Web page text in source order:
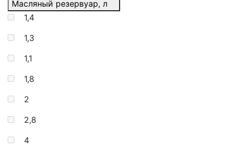
Масляный резервуар, л
1,4
1,3
1,1
1,8
2
2,8
4